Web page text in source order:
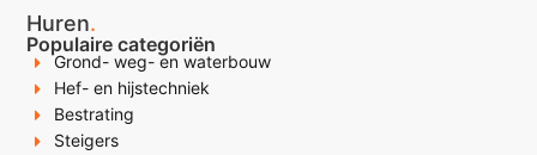
Huren.
Populaire categoriën
Grond- weg- en waterbouw
Hef- en hijstechniek
Bestrating
Steigers